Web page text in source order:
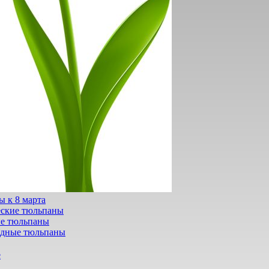
к 8 марта
тюльпаны
тюльпаны
тюльпаны